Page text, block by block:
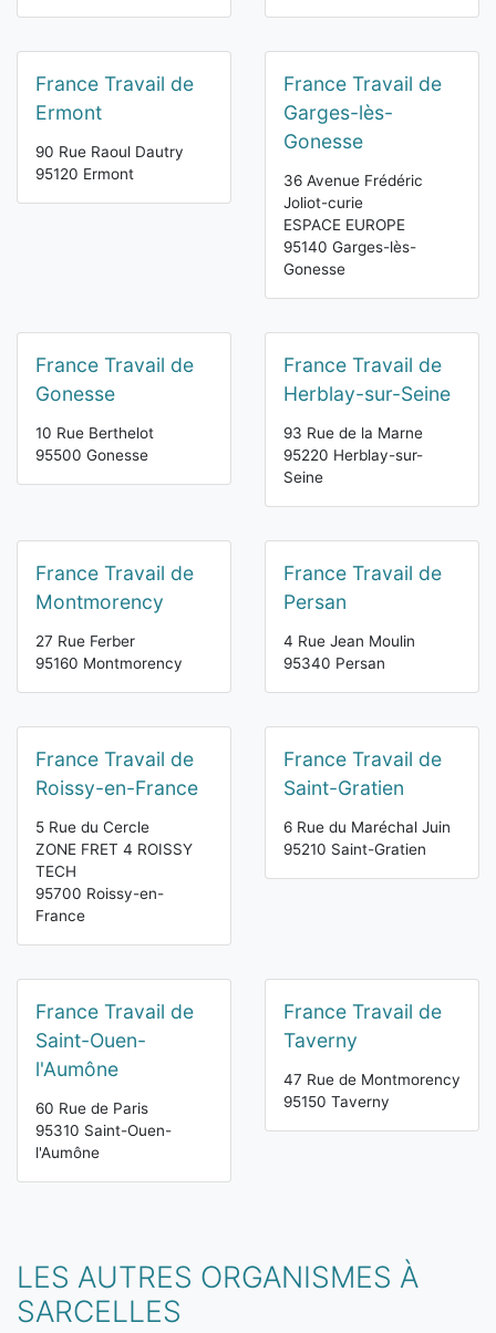
France Travail de
Ermont
90 Rue Raoul Dautry
95120 Ermont
France Travail de
Garges-lès-
Gonesse
36 Avenue Frédéric
Joliot-curie
ESPACE EUROPE
95140 Garges-lès-
Gonesse
France Travail de
Gonesse
10 Rue Berthelot
95500 Gonesse
France Travail de
Herblay-sur-Seine
93 Rue de la Marne
95220 Herblay-sur-
Seine
France Travail de
Montmorency
27 Rue Ferber
95160 Montmorency
France Travail de
Persan
4 Rue Jean Moulin
95340 Persan
France Travail de
Roissy-en-France
5 Rue du Cercle
ZONE FRET 4 ROISSY
TECH
95700 Roissy-en-
France
France Travail de
Saint-Gratien
6 Rue du Maréchal Juin
95210 Saint-Gratien
France Travail de
Saint-Ouen-
l'Aumône
60 Rue de Paris
95310 Saint-Ouen-
l'Aumône
France Travail de
Taverny
47 Rue de Montmorency
95150 Taverny
LES AUTRES ORGANISMES À
SARCELLES